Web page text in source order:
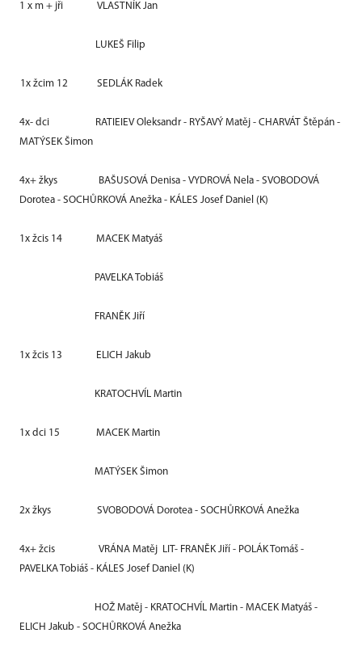
1 x m + jři VLASTNÍK Jan
LUKEŠ Filip
1x žcim 12 SEDLÁK Radek
4x- dci
RATIEIEV Oleksandr - RYŠAVÝ Matěj - CHARVÁT Štěpán -
MATÝSEK Šimon
4x+ žkys
BAŠUSOVÁ Denisa - VYDROVÁ Nela - SVOBODOVÁ
Dorotea - SOCHŮRKOVÁ Anežka - KÁLES Josef Daniel (K)
1x žcis 14 MACEK Matyáš
PAVELKA Tobiáš
FRANĚK Jiří
1x žcis 13 ELICH Jakub
KRATOCHVÍL Martin
1x dci 15 MACEK Martin
MATÝSEK Šimon
2x žkys SVOBODOVÁ Dorotea - SOCHŮRKOVÁ Anežka
4x+ žcis VRÁNA Matěj
LIT- FRANĚK Jiří - POLÁK Tomáš -
PAVELKA Tobiáš - KÁLES Josef Daniel (K)
HOŽ Matěj - KRATOCHVÍL Martin - MACEK Matyáš -
ELICH Jakub - SOCHŮRKOVÁ Anežka